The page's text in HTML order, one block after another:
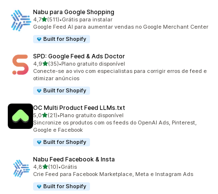
Nabu para Google Shopping
4,7de 5 estrelas
(511)
511 avaliações ao todo
•Grátis para instalar
Google Feed AI para aumentar vendas no Google Merchant Center
Built for Shopify
SPD: Google Feed & Ads Doctor
4,9de 5 estrelas
(35)
35 avaliações ao todo
•Plano gratuito disponível
Conecte-se ao vivo com especialistas para corrigir erros de feed e
otimizar anúncios
Built for Shopify
OC Multi Product Feed LLMs.txt
5,0de 5 estrelas
(21)
21 avaliações ao todo
•Plano gratuito disponível
Sincronize os produtos com os feeds do OpenAI Ads, Pinterest,
Google e Facebook
Built for Shopify
Nabu Feed Facebook & Insta
4,8de 5 estrelas
(10)
10 avaliações ao todo
•Grátis
Crie Feed para Facebook Marketplace, Meta e Instagram Ads
Built for Shopify